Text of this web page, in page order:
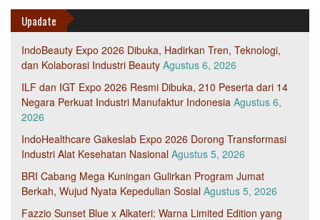
Upadate
IndoBeauty Expo 2026 Dibuka, Hadirkan Tren, Teknologi,
dan Kolaborasi Industri Beauty Agustus 6, 2026
ILF dan IGT Expo 2026 Resmi Dibuka, 210 Peserta dari 14
Negara Perkuat Industri Manufaktur Indonesia Agustus 6,
2026
IndoHealthcare Gakeslab Expo 2026 Dorong Transformasi
Industri Alat Kesehatan Nasional Agustus 5, 2026
BRI Cabang Mega Kuningan Gulirkan Program Jumat
Berkah, Wujud Nyata Kepedulian Sosial Agustus 5, 2026
Fazzio Sunset Blue x Alkateri: Warna Limited Edition yang